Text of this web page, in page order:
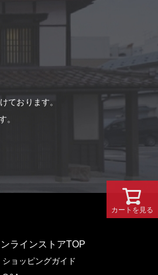
ております。
。
ラインストアTOP
ショッピングガイド
カートを見る